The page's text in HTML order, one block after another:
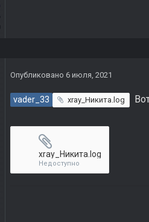
Опубликовано 6 июля, 2021
vader_33 xray_Никита.log
xray_Никита.log
Недоступно